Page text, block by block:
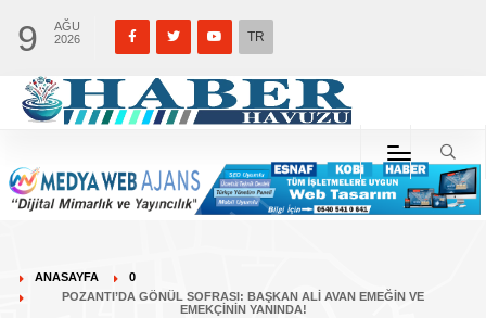
9
AĞU
2026
TR
ANASAYFA
0
POZANTI’DA GÖNÜL SOFRASI: BAŞKAN ALI AVAN EMEĞIN VE
EMEKÇININ YANINDA!